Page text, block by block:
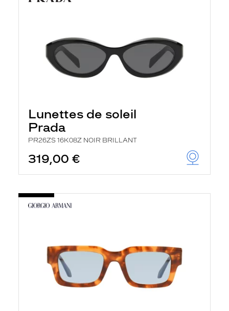
Lunettes de soleil
Prada
PR26ZS 16K08Z NOIR BRILLANT
319,00 €